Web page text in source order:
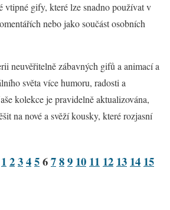
vtipné gify, které lze snadno používat v
nebo jako součást osobních
neuvěřitelně zábavných gifů a animací a
světa více humoru, radosti a
kolekce je pravidelně aktualizována,
na nové a svěží kousky, které rozjasní
123456789 10 11 12 13 14 15